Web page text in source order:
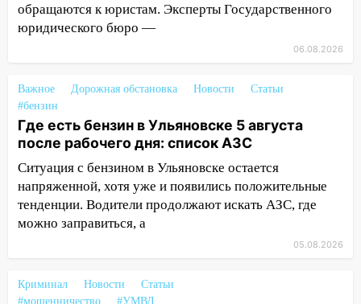
09:44 Ульяновские спасатели помогли
юному велосипедисту на улице
08:21
В Заволжском районе украли два
велосипеда
07:18 В Ульяновск идет
тридцатиградусная жара: какая будет
погода в четверг
06:00
Четыре года борьбы: ульяновские
юристы помогли женщине засудить УК
за плесень на стенах
прибыль, а кому — испытания на
прочность
обращаются к юристам. Эксперты Государственного
юридического бюро —
06.08.2026
Важное Дорожная обстановка Новости
Статьи
#бензин
Где есть бензин в Ульяновске 5 августа
после рабочего дня: список АЗС
Ситуация с бензином в Ульяновске остается
напряженной, хотя уже и появились положительные
тенденции. Водители продолжают искать АЗС, где
можно заправиться, а
05.08.2026
Криминал Новости
Статьи
#мошенничество
#УМВД